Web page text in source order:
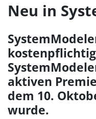
Neu in
aktiven
dem 10.
wurde.